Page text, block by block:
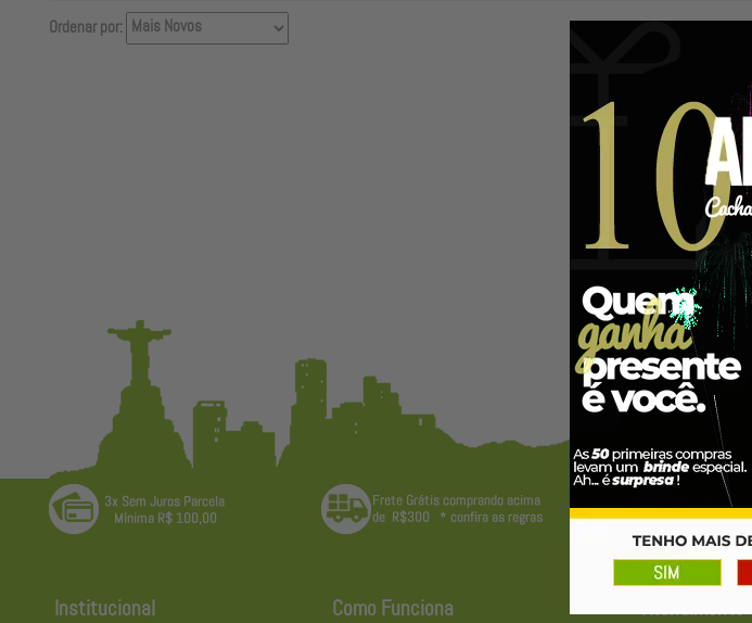
Ordenar por:
Institucional Como Funciona Atendimento